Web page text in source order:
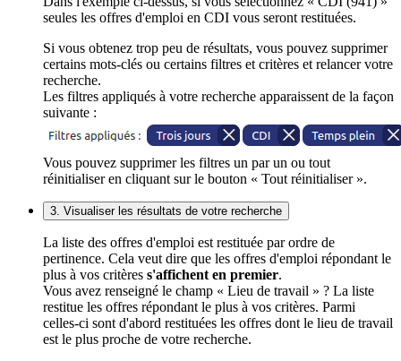
seules les offres d'emploi en CDI vous seront restituées.
Si vous obtenez trop peu de résultats, vous pouvez supprimer
certains mots-clés ou certains filtres et critères et relancer votre
recherche.
Les filtres appliqués à votre recherche apparaissent de la façon
suivante :
Vous pouvez supprimer les filtres un par un ou tout
réinitialiser en cliquant sur le bouton « Tout réinitialiser ».
3. Visualiser les résultats de votre recherche
La liste des offres d'emploi est restituée par ordre de
pertinence. Cela veut dire que les offres d'emploi répondant le
plus à vos critères s'affichent en premier.
Vous avez renseigné le champ « Lieu de travail » ? La liste
restitue les offres répondant le plus à vos critères. Parmi
celles-ci sont d'abord restituées les offres dont le lieu de travail
est le plus proche de votre recherche.